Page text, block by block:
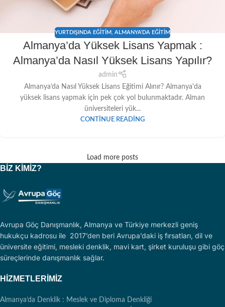
YURTDIŞINDA EĞITIM ALMANYA'DA EĞITIM
Almanya’da Yüksek Lisans Yapmak :
Almanya’da Nasıl Yüksek Lisans Yapılır?
admin
Almanya’da Nasıl Yüksek Lisans Eğitimi Alınır? Almanya'da
yüksek lisans yapmak için pek çok yol bulunmaktadır. Alman
üniversiteleri yük...
CONTINUE READING
Load more posts
BIZ KIMIZ?
Avrupa Göç Danışmanlık, Almanya ve Türkiye merkezli geniş
hukukçu kadrosu ile 2017’den beri Avrupa’daki iş fırsatları, dil ve
üniversite eğitimi, mesleki denklik, mavi kart, şirket kuruluşu gibi göç
süreçlerinde danışmanlık sağlar.
HIZMETLERIMIZ
Almanya’da Denklik : Meslek ve Diploma Denkliği